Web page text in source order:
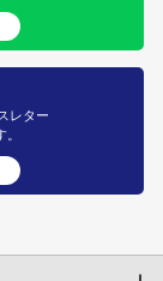
レター